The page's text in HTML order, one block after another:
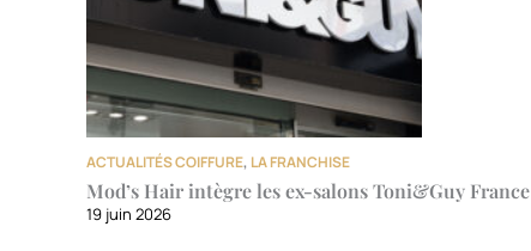
ACTUALITÉS COIFFURE, LA FRANCHISE
Mod’s Hair intègre les ex-salons Toni&Guy France
19 juin 2026